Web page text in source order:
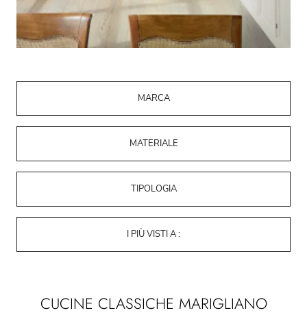
MARCA
MATERIALE
TIPOLOGIA
I PIÙ VISTI A :
CUCINE CLASSICHE MARIGLIANO